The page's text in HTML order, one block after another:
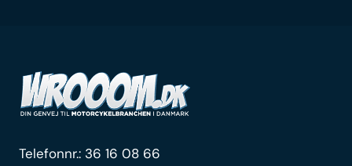
Telefonnr.: 36 16 08 66